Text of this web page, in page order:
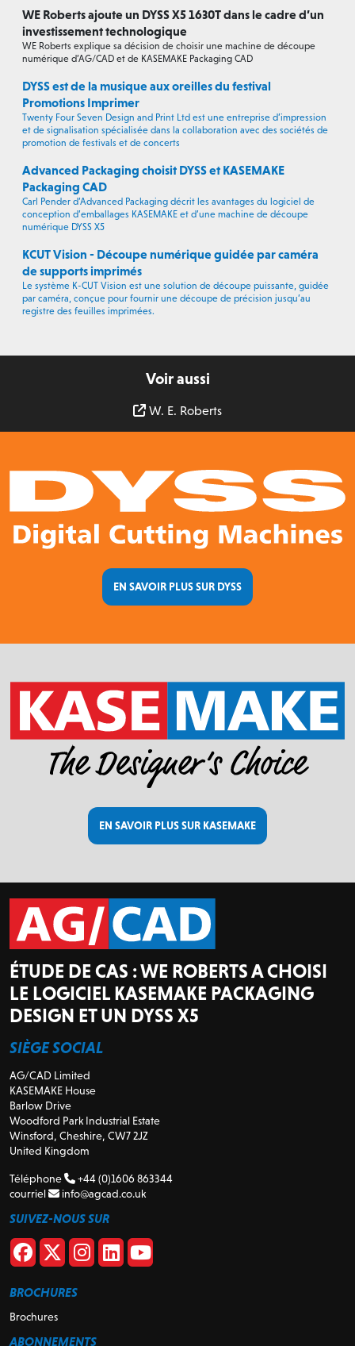
WE Roberts ajoute un DYSS X5 1630T dans le cadre d’un
investissement technologique
WE Roberts explique sa décision de choisir une machine de découpe
numérique d’AG/CAD et de KASEMAKE Packaging CAD
DYSS est de la musique aux oreilles du festival
Promotions Imprimer
Twenty Four Seven Design and Print Ltd est une entreprise d’impression
et de signalisation spécialisée dans la collaboration avec des sociétés de
promotion de festivals et de concerts
Advanced Packaging choisit DYSS et KASEMAKE
Packaging CAD
Carl Pender d’Advanced Packaging décrit les avantages du logiciel de
conception d’emballages KASEMAKE et d’une machine de découpe
numérique DYSS X5
KCUT Vision - Découpe numérique guidée par caméra
de supports imprimés
Le système K-CUT Vision est une solution de découpe puissante, guidée
par caméra, conçue pour fournir une découpe de précision jusqu’au
registre des feuilles imprimées.
Voir aussi
W. E. Roberts
EN SAVOIR PLUS SUR DYSS
EN SAVOIR PLUS SUR KASEMAKE
ÉTUDE DE CAS : WE ROBERTS A CHOISI
LE LOGICIEL KASEMAKE PACKAGING
DESIGN ET UN DYSS X5
SIÈGE SOCIAL
AG/CAD Limited
KASEMAKE House
Barlow Drive
Woodford Park Industrial Estate
Winsford, Cheshire, CW7 2JZ
United Kingdom
Téléphone
+44 (0)1606 863344
courriel
info@agcad.co.uk
SUIVEZ-NOUS SUR
BROCHURES
Brochures
ABONNEMENTS